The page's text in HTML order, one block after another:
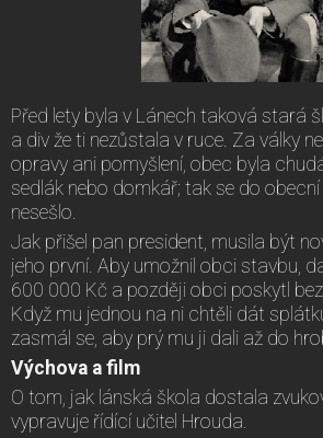
Před lety byla v Lánech taková stará
a div že ti nezůstala v ruce. Za války
opravy ani pomyšlení, obec byla
sedlák nebo domkář; tak se do
nesešlo.
Jak přišel pan president, musila být
jeho první. Aby umožnil obci stavbu,
600 000 Kč a později obci poskytl
Když mu jednou na ni chtěli dát
zasmál se, aby prý mu ji dali až do
Výchova a film
O tom, jak lánská škola dostala
vypravuje řídící učitel Hrouda.